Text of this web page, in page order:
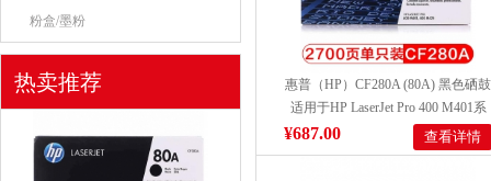
粉盒/墨粉
热卖推荐
惠普（HP）CF280A (80A) 黑色硒鼓
适用于HP LaserJet Pro 400 M401系
列/ HP LaserJet Pro 400 M425 MFP系
列 打印量2700页
¥687.00 查看详情